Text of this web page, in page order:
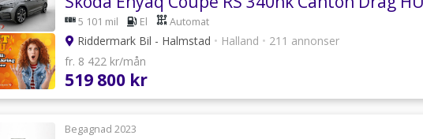
5 101 mil El Automat
Riddermark Bil - Halmstad • Halland • 211 annonser
fr. 8 422 kr/mån
519 800 kr
Begagnad 2023